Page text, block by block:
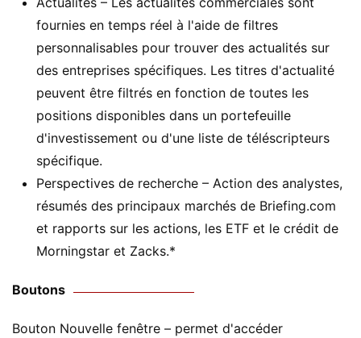
fournies en temps réel à l'aide de filtres
personnalisables pour trouver des actualités sur
des entreprises spécifiques. Les titres d'actualité
peuvent être filtrés en fonction de toutes les
positions disponibles dans un portefeuille
d'investissement ou d'une liste de téléscripteurs
spécifique.
Perspectives de recherche – Action des analystes,
résumés des principaux marchés de Briefing.com
et rapports sur les actions, les ETF et le crédit de
Morningstar et Zacks.*
Boutons
Bouton Nouvelle fenêtre – permet d'accéder